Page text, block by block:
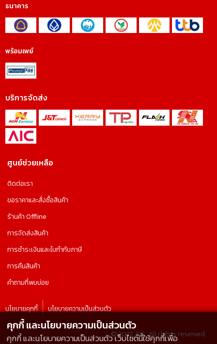
ธนาคาร
พร้อมเพย์
บริการจัดส่ง
ศูนย์ช่วยเหลือ
ติดต่อเรา
ขอราคาและสั่งซื้อสินค้า
ร้านค้า Offline
การจัดส่งสินค้า
การชำระเงินและใบกำกับภาษี
การคืนสินค้า
คำถามที่พบบ่อย
นโยบายคุกกี้ นโยบายความเป็นส่วนตัว
© 2022 AIC, All rights reserved.
คุกกี้ และนโยบายความเป็นส่วนตัว
คุกกี้ และนโยบายความเป็นส่วนตัว เว็บไซต์นี้ใช้คุกกี้เพื่อ